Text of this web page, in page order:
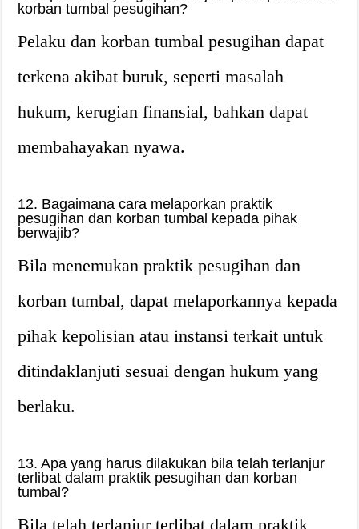
korban tumbal pesugihan?
Pelaku dan korban tumbal pesugihan dapat
terkena akibat buruk, seperti masalah
hukum, kerugian finansial, bahkan dapat
membahayakan nyawa.
12. Bagaimana cara melaporkan praktik
pesugihan dan korban tumbal kepada pihak
berwajib?
Bila menemukan praktik pesugihan dan
korban tumbal, dapat melaporkannya kepada
pihak kepolisian atau instansi terkait untuk
ditindaklanjuti sesuai dengan hukum yang
berlaku.
13. Apa yang harus dilakukan bila telah terlanjur
terlibat dalam praktik pesugihan dan korban
tumbal?
Bila telah terlanjur terlibat dalam praktik